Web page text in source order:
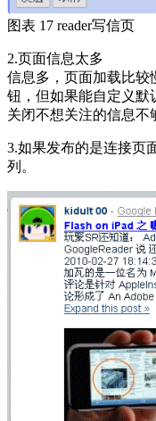
图表 17 reader写信页
2.页面信息太多
信息多，页面加载比较
钮，但如果能自定义默
关闭不想关注的信息不
3.如果发布的是连接页
列。